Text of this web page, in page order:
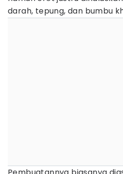
darah, tepung, dan bumbu